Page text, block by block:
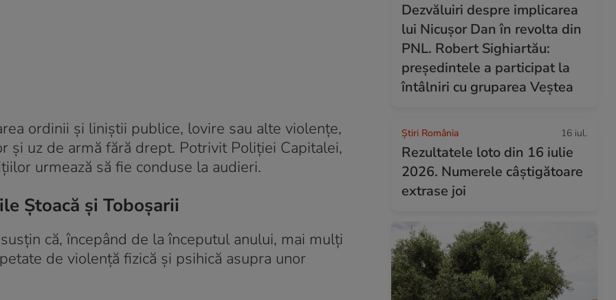
ordinii și liniștii publice, lovire sau alte violențe,
uz de armă fără drept. Potrivit Poliției Capitalei,
urmează să fie conduse la audieri.
Ștoacă și Toboșarii
că, începând de la începutul anului, mai mulți
de violență fizică și psihică asupra unor
Dezvăluiri despre implicarea
lui Nicușor Dan în revolta din
PNL. Robert Sighiartău:
președintele a participat la
întâlniri cu gruparea Veștea
Știri România 16 iul.
Rezultatele loto din 16 iulie
2026. Numerele câștigătoare
extrase joi